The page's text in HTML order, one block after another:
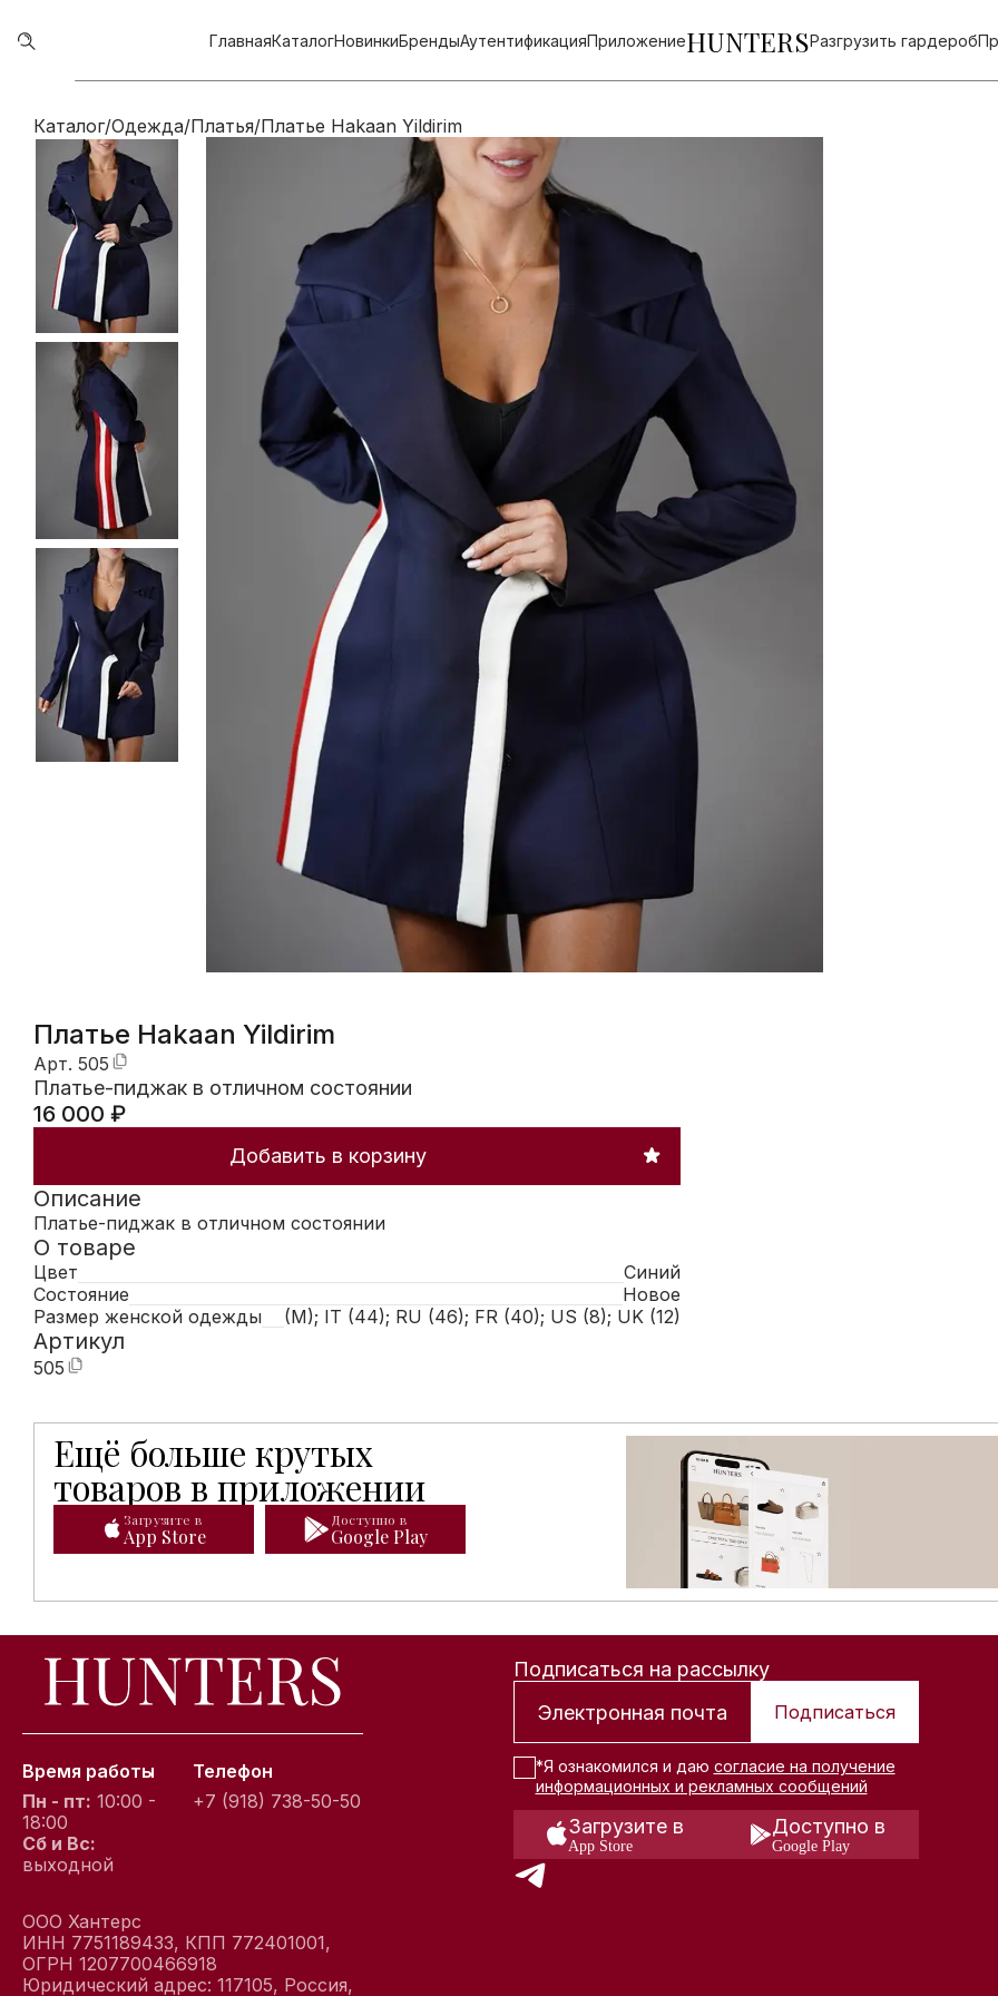
ГлавнаяКаталогНовинкиБрендыАутентификацияПриложениеHUNTERSРазгрузить гардероб
Каталог/Одежда/Платья/Платье Hakaan Yildirim
Платье Hakaan Yildirim
Арт. 505
Платье-пиджак в отличном состоянии
16 000 ₽
Добавить в корзину
Описание
Платье-пиджак в отличном состоянии
О товаре
Цвет
Синий
Состояние
Новое
Размер женской одежды
(M); IT (44); RU (46); FR (40); US (8); UK (12)
Артикул
505
Ещё больше крутых
товаров в приложении
Мобильное приложение Hunters открывает доступ к расширенному каталогу брендовых товаров: больше
Загрузите в
App Store
Доступно в
Google Play
Время работы
Пн - пт: 10:00 -
18:00
Сб и Вс:
выходной
Телефон
+7 (918) 738-50-50
ООО Хантерс
ИНН 7751189433, КПП 772401001,
ОГРН 1207700466918
Юридический адрес: 117105, Россия,
Подписаться на рассылку
Подписаться
*Я ознакомился и даю согласие на получение
информационных и рекламных сообщений
Загрузите в
App Store
Доступно в
Google Play